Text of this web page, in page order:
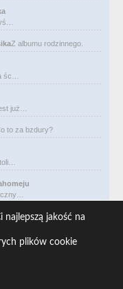
Z albumu rodzinnego.
śc…
już…
to za bzdury?
m/v…
jakość na
plików cookie